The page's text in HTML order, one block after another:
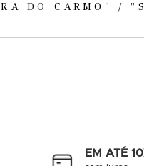
DO CARMO" /
EM ATÉ